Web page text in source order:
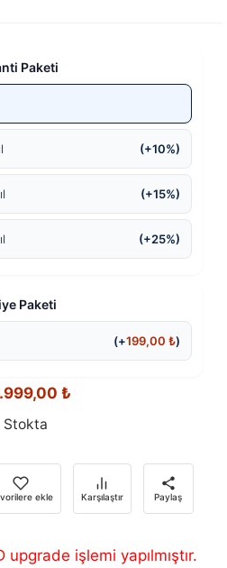
Paketi
(+10%)
(+15%)
(+25%)
Paketi
(+199,00₺)
₺
Stokta
ekle Karşılaştır Paylaş
upgrade işlemi yapılmıştır.